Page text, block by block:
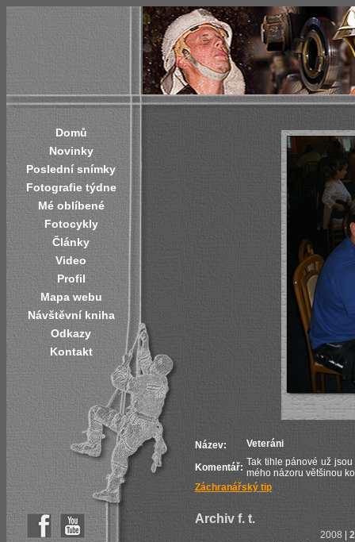
Domů
Novinky
Poslední snímky
Fotografie týdne
Mé oblíbené
Fotocykly
Články
Video
Profil
Mapa webu
Návštěvní kniha
Odkazy
Kontakt
Název: Veteráni
Komentář: Tak tihle pánové už
mého názoru většinou
Záchranářský tip
Archiv f. t.
2008